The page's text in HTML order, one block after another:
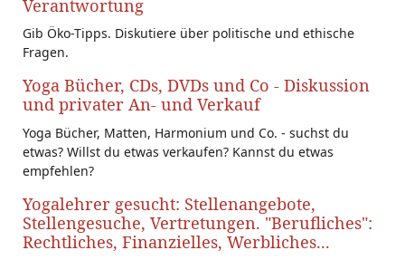
Verantwortung
Gib Öko-Tipps. Diskutiere über politische und ethische
Fragen.
Yoga Bücher, CDs, DVDs und Co - Diskussion
und privater An- und Verkauf
Yoga Bücher, Matten, Harmonium und Co. - suchst du
etwas? Willst du etwas verkaufen? Kannst du etwas
empfehlen?
Yogalehrer gesucht: Stellenangebote,
Stellengesuche, Vertretungen. "Berufliches":
Rechtliches, Finanzielles, Werbliches...